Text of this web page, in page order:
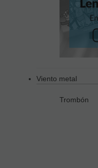
Viento metal
Trombón